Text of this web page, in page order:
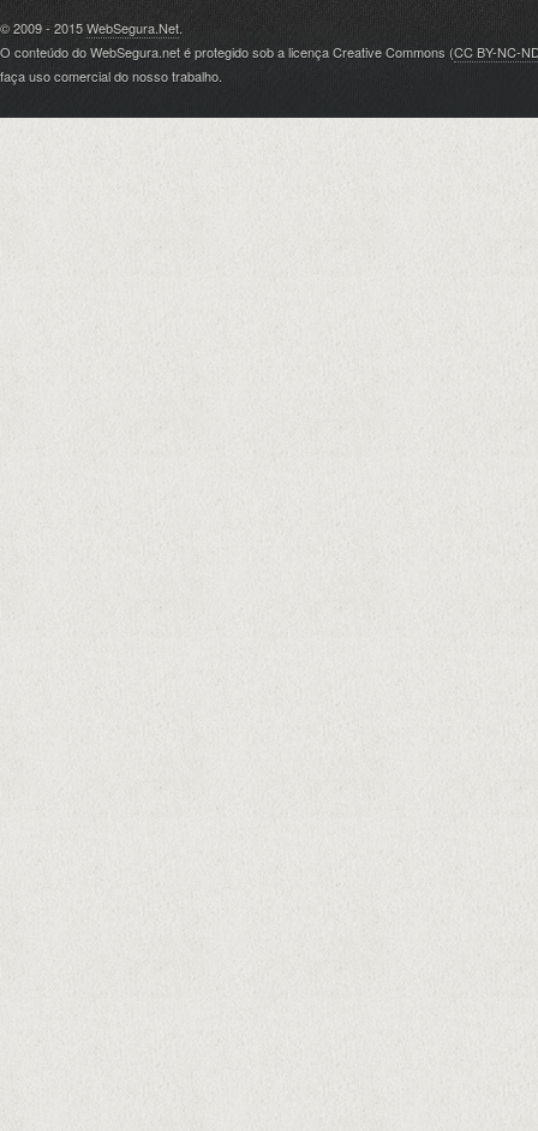
© 2009 - 2015WebSegura.Net.
O conteúdo do WebSegura.net é protegido sob a licença Creative Commons (CC BY-NC-
faça uso comercial do nosso trabalho.